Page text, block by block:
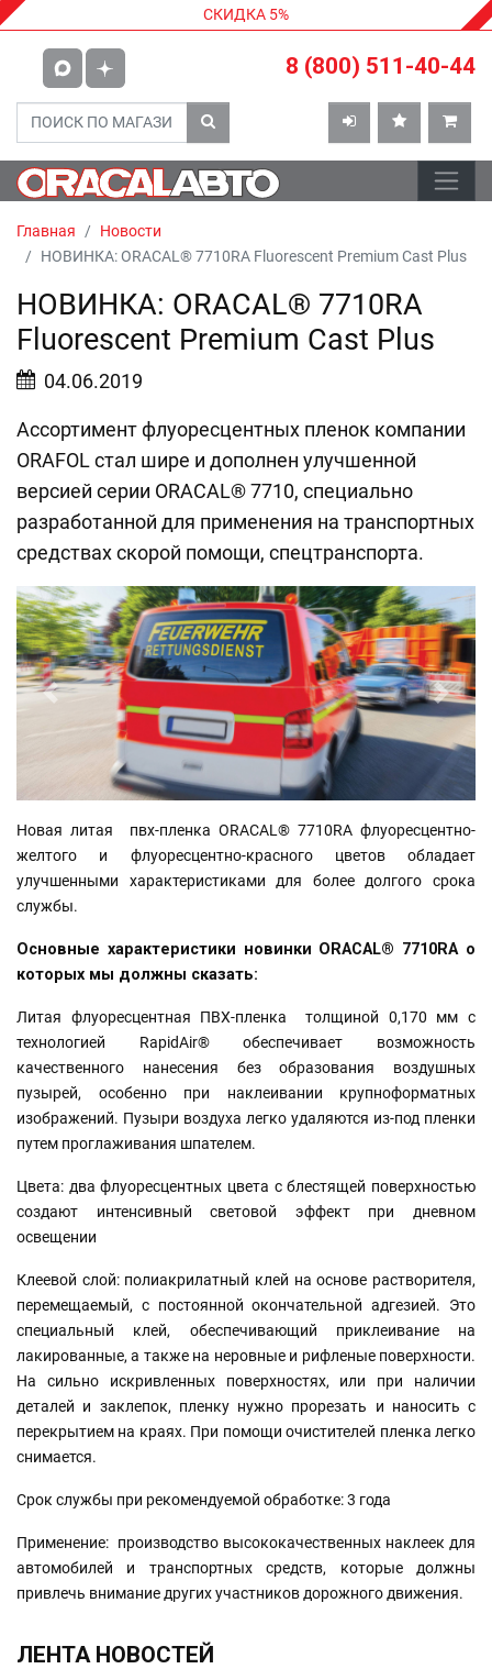
СКИДКА 5%
8 (800) 511-40-44
Главная
Новости
НОВИНКА: ORACAL® 7710RA Fluorescent Premium Cast Plus
НОВИНКА: ORACAL® 7710RA
Fluorescent Premium Cast Plus
04.06.2019
Ассортимент флуоресцентных пленок компании
ORAFOL стал шире и дополнен улучшенной
версией серии ORACAL® 7710, специально
разработанной для применения на транспортных
средствах скорой помощи, спецтранспорта.
назад вперед
Новая литая пвх-пленка ORACAL® 7710RA флуоресцентно-
желтого и флуоресцентно-красного цветов обладает
улучшенными характеристиками для более долгого срока
службы.
Основные характеристики новинки ORACAL® 7710RA о
которых мы должны сказать:
Литая флуоресцентная ПВХ-пленка толщиной 0,170 мм с
технологией RapidAir® обеспечивает возможность
качественного нанесения без образования воздушных
пузырей, особенно при наклеивании крупноформатных
изображений. Пузыри воздуха легко удаляются из-под пленки
путем проглаживания шпателем.
Цвета: два флуоресцентных цвета с блестящей поверхностью
создают интенсивный световой эффект при дневном
освещении
Клеевой слой: полиакрилатный клей на основе растворителя,
перемещаемый, с постоянной окончательной адгезией. Это
специальный клей, обеспечивающий приклеивание на
лакированные, а также на неровные и рифленые поверхности.
На сильно искривленных поверхностях, или при наличии
деталей и заклепок, пленку нужно прорезать и наносить с
перекрытием на краях. При помощи очистителей пленка легко
снимается.
Срок службы при рекомендуемой обработке: 3 года
Применение: производство высококачественных наклеек для
автомобилей и транспортных средств, которые должны
привлечь внимание других участников дорожного движения.
ЛЕНТА НОВОСТЕЙ